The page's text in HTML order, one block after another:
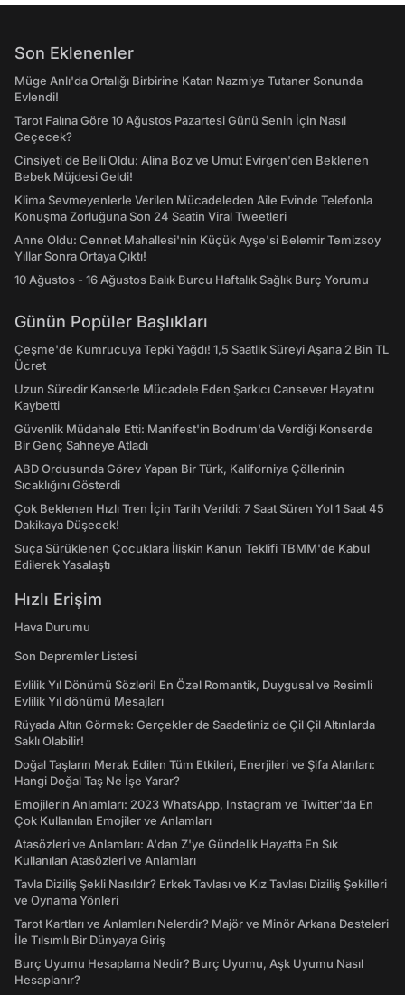
Son Eklenenler
Müge Anlı'da Ortalığı Birbirine Katan Nazmiye Tutaner Sonunda
Evlendi!
Tarot Falına Göre 10 Ağustos Pazartesi Günü Senin İçin Nasıl
Geçecek?
Cinsiyeti de Belli Oldu: Alina Boz ve Umut Evirgen'den Beklenen
Bebek Müjdesi Geldi!
Klima Sevmeyenlerle Verilen Mücadeleden Aile Evinde Telefonla
Konuşma Zorluğuna Son 24 Saatin Viral Tweetleri
Anne Oldu: Cennet Mahallesi'nin Küçük Ayşe'si Belemir Temizsoy
Yıllar Sonra Ortaya Çıktı!
10 Ağustos - 16 Ağustos Balık Burcu Haftalık Sağlık Burç Yorumu
Günün Popüler Başlıkları
Çeşme'de Kumrucuya Tepki Yağdı! 1,5 Saatlik Süreyi Aşana 2 Bin TL
Ücret
Uzun Süredir Kanserle Mücadele Eden Şarkıcı Cansever Hayatını
Kaybetti
Güvenlik Müdahale Etti: Manifest'in Bodrum'da Verdiği Konserde
Bir Genç Sahneye Atladı
ABD Ordusunda Görev Yapan Bir Türk, Kaliforniya Çöllerinin
Sıcaklığını Gösterdi
Çok Beklenen Hızlı Tren İçin Tarih Verildi: 7 Saat Süren Yol 1 Saat 45
Dakikaya Düşecek!
Suça Sürüklenen Çocuklara İlişkin Kanun Teklifi TBMM'de Kabul
Edilerek Yasalaştı
Hızlı Erişim
Hava Durumu
Son Depremler Listesi
Evlilik Yıl Dönümü Sözleri! En Özel Romantik, Duygusal ve Resimli
Evlilik Yıl dönümü Mesajları
Rüyada Altın Görmek: Gerçekler de Saadetiniz de Çil Çil Altınlarda
Saklı Olabilir!
Doğal Taşların Merak Edilen Tüm Etkileri, Enerjileri ve Şifa Alanları:
Hangi Doğal Taş Ne İşe Yarar?
Emojilerin Anlamları: 2023 WhatsApp, Instagram ve Twitter'da En
Çok Kullanılan Emojiler ve Anlamları
Atasözleri ve Anlamları: A'dan Z'ye Gündelik Hayatta En Sık
Kullanılan Atasözleri ve Anlamları
Tavla Diziliş Şekli Nasıldır? Erkek Tavlası ve Kız Tavlası Diziliş Şekilleri
ve Oynama Yönleri
Tarot Kartları ve Anlamları Nelerdir? Majör ve Minör Arkana Desteleri
İle Tılsımlı Bir Dünyaya Giriş
Burç Uyumu Hesaplama Nedir? Burç Uyumu, Aşk Uyumu Nasıl
Hesaplanır?